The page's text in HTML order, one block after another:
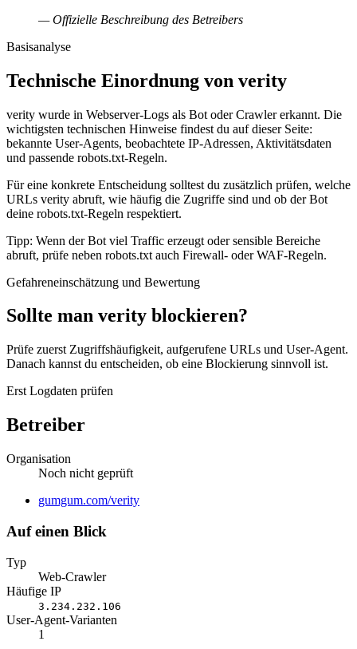
— Offizielle Beschreibung des Betreibers
Basisanalyse
Technische Einordnung von verity
verity wurde in Webserver-Logs als Bot oder Crawler erkannt. Die
wichtigsten technischen Hinweise findest du auf dieser Seite:
bekannte User-Agents, beobachtete IP-Adressen, Aktivitätsdaten
und passende robots.txt-Regeln.
Für eine konkrete Entscheidung solltest du zusätzlich prüfen, welche
URLs verity abruft, wie häufig die Zugriffe sind und ob der Bot
deine robots.txt-Regeln respektiert.
Tipp: Wenn der Bot viel Traffic erzeugt oder sensible Bereiche
abruft, prüfe neben robots.txt auch Firewall- oder WAF-Regeln.
Gefahreneinschätzung und Bewertung
Sollte man verity blockieren?
Prüfe zuerst Zugriffshäufigkeit, aufgerufene URLs und User-Agent.
Danach kannst du entscheiden, ob eine Blockierung sinnvoll ist.
Erst Logdaten prüfen
Betreiber
Organisation
Noch nicht geprüft
Website
gumgum.com/verity
Auf einen Blick
Typ
Web-Crawler
Häufige IP
3.234.232.106
User-Agent-Varianten
1